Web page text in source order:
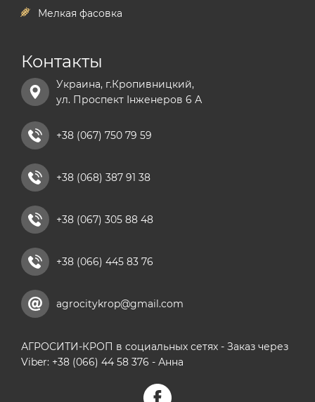
Мелкая фасовка
Контакты
Украина, г.Кропивницкий,
ул. Проспект Інженеров 6 А
+38 (067) 750 79 59
+38 (068) 387 91 38
+38 (067) 305 88 48
+38 (066) 445 83 76
agrocitykrop@gmail.com
АГРОСИТИ-КРОП в социальных сетях - Заказ через
Viber: +38 (066) 44 58 376 - Анна